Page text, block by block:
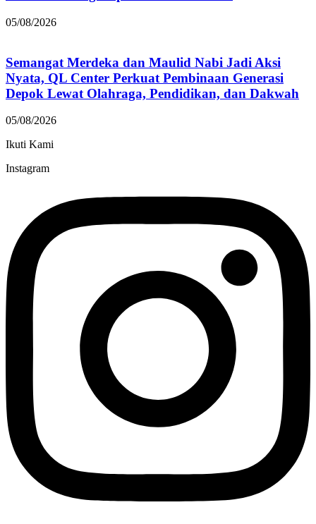
05/08/2026
Semangat Merdeka dan Maulid Nabi Jadi Aksi
Nyata, QL Center Perkuat Pembinaan Generasi
Depok Lewat Olahraga, Pendidikan, dan Dakwah
05/08/2026
Ikuti Kami
Instagram